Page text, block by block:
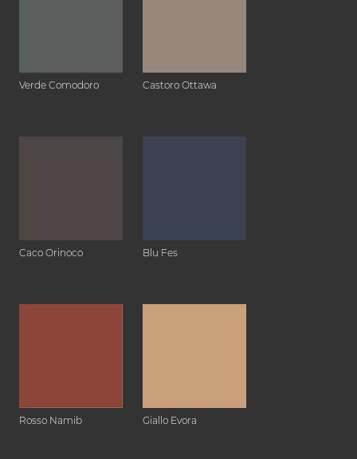
Verde Comodoro Castoro Ottawa
Caco Orinoco Blu Fes
Rosso Namib Giallo Evora